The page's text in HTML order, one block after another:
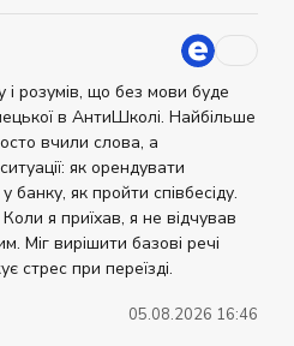
розумів, що без мови буде
в АнтиШколі. Найбільше
вчили слова, а
як орендувати
банку, як пройти співбесіду.
я приїхав, я не відчував
Міг вирішити базові речі
стрес при переїзді.
05.08.2026 16:46